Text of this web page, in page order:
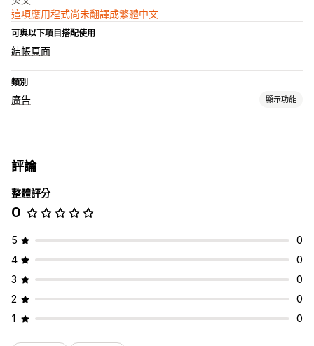
這項應用程式尚未翻譯成繁體中文
可與以下項目搭配使用
結帳頁面
類別
廣告 顯示功能
AI 最佳化
成效分析
成效追蹤 ROI 分析 轉換追蹤 單次獲客成本 控制面板
UTM 歸因 流量來源
評論
整體評分
0
5
0
4
0
3
0
2
0
1
0